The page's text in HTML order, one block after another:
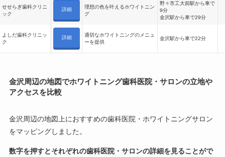
せせらぎ歯科クリニ
ック
詳細
理想の色を叶えるホワイトニン
グ
野々市工大前駅から車で
9分
金沢駅から車で29分
よしだ歯科クリニッ
ク
詳細
適切なホワイトニングのメニュ
ーを提供
金沢駅から車で22分
金沢周辺の地図でホワイトニング歯科医院・サロンの立地や
アクセスを比較
金沢周辺の地図上におすすめの歯科医院・ホワイトニングサロン
をマッピングしました。
数字を押すとそれぞれの歯科医院・サロンの詳細を見ることがで